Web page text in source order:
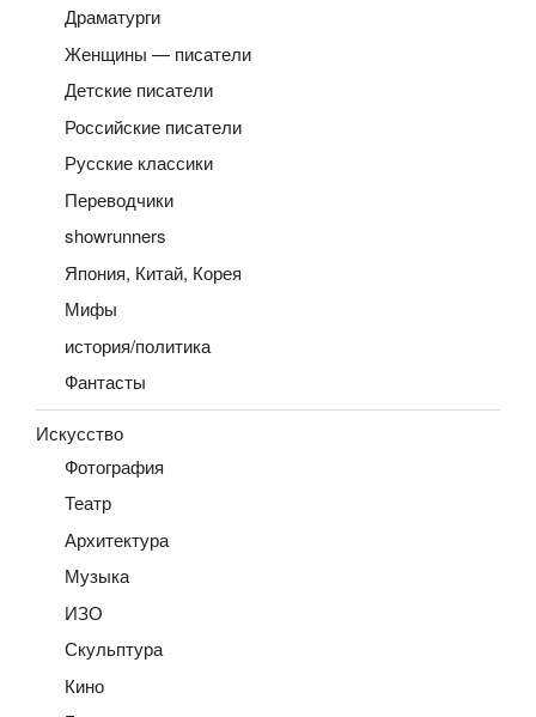
Драматурги
Женщины — писатели
Детские писатели
Российские писатели
Русские классики
Переводчики
showrunners
Япония, Китай, Корея
Мифы
история/политика
Фантасты
Искусство
Фотография
Театр
Архитектура
Музыка
ИЗО
Скульптура
Кино